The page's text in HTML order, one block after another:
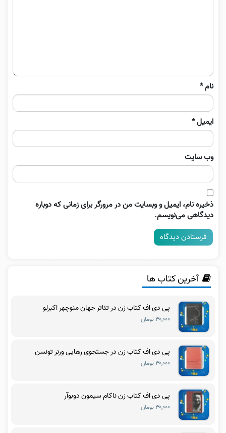
نام*
ایمیل*
وب‌ سایت
ذخیره نام، ایمیل و وبسایت من در مرورگر برای زمانی که دوباره
دیدگاهی می‌نویسم.
آخرین کتاب ها
پی دی اف کتاب زن در تئاتر جهان منوچهر اکبرلو
۳۰,۰۰۰ تومان
پی دی اف کتاب زن در جستجوی رهایی ورنر تونسن
۳۰,۰۰۰ تومان
پی دی اف کتاب زن ناکام سیمون دوبوآر
۳۰,۰۰۰ تومان